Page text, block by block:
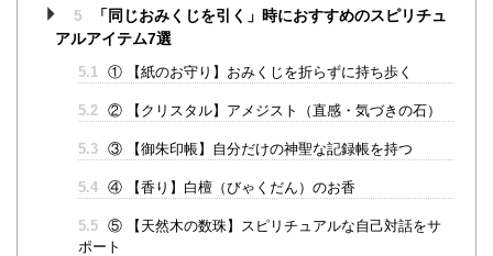
5
「同じおみくじを引く」時におすすめのスピリチュ
アルアイテム7選
5.1 ① 【紙のお守り】おみくじを折らずに持ち歩く
5.2 ② 【クリスタル】アメジスト（直感・気づきの石）
5.3 ③ 【御朱印帳】自分だけの神聖な記録帳を持つ
5.4 ④ 【香り】白檀（びゃくだん）のお香
5.5 ⑤ 【天然木の数珠】スピリチュアルな自己対話をサ
ポート